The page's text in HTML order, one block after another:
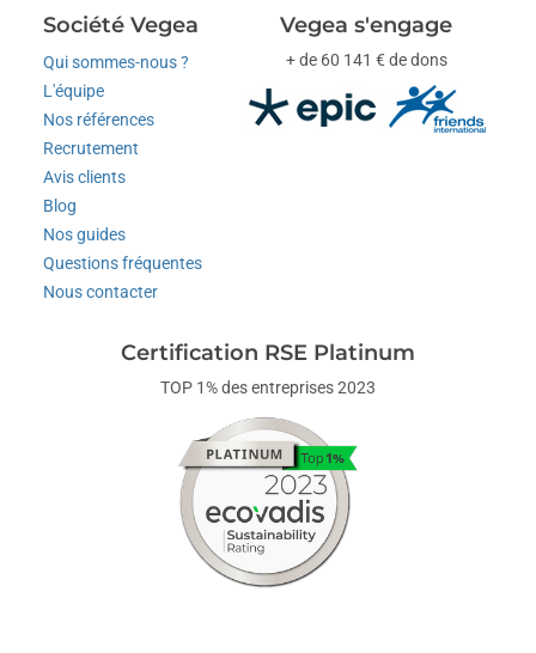
Société Vegea
Qui sommes-nous ?
L'équipe
Nos références
Recrutement
Avis clients
Blog
Nos guides
Questions fréquentes
Nous contacter
Vegea s'engage
+ de 60 141 € de dons
Certification RSE Platinum
TOP 1% des entreprises 2023